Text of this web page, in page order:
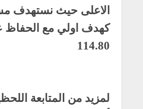
كهدف اولي مع
114.80
لمزيد من المتابعة